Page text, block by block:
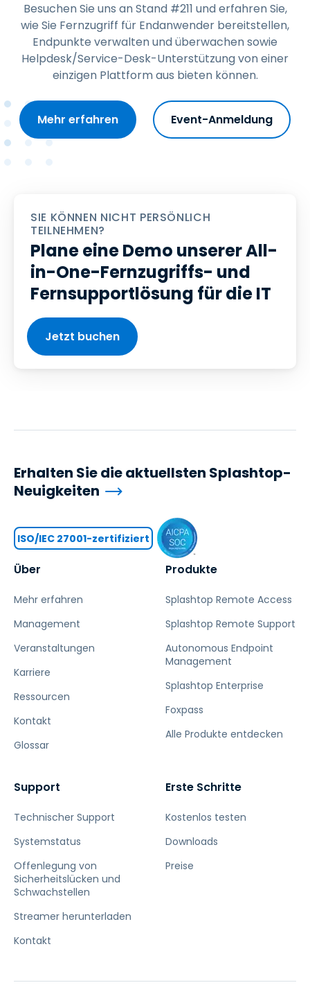
Besuchen Sie uns an Stand #211 und erfahren Sie,
wie Sie Fernzugriff für Endanwender bereitstellen,
Endpunkte verwalten und überwachen sowie
Helpdesk/Service-Desk-Unterstützung von einer
einzigen Plattform aus bieten können.
Mehr erfahren Event-Anmeldung
SIE KÖNNEN NICHT PERSÖNLICH
TEILNEHMEN?
Plane eine Demo unserer All-
in-One-Fernzugriffs- und
Fernsupportlösung für die IT
Jetzt buchen
Über
Mehr erfahren
Management
Veranstaltungen
Karriere
Ressourcen
Kontakt
Glossar
Produkte
Splashtop Remote Access
Splashtop Remote Support
Autonomous Endpoint
Management
Splashtop Enterprise
Foxpass
Alle Produkte entdecken
Support
Technischer Support
Systemstatus
Offenlegung von
Sicherheitslücken und
Schwachstellen
Streamer herunterladen
Kontakt
Erste Schritte
Kostenlos testen
Downloads
Preise
Erhalten Sie die aktuellsten Splashtop-
Neuigkeiten
ISO/IEC 27001-zertifiziert